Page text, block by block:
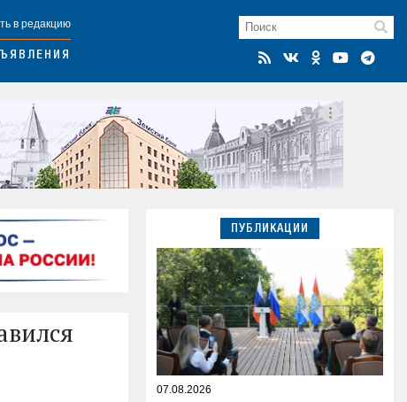
в редакцию
ПУБЛИКАЦИИ
07.08.2026